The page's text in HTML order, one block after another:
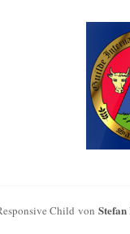
Child von